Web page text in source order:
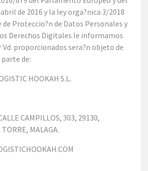
de 2016 y la ley orga?nica 3/2018
de Proteccio?n de Datos Personales y
Derechos Digitales le informamos
proporcionados sera?n objeto de
de:
HOOKAH S.L.
CAMPILLOS, 303, 29130,
MALAGA.